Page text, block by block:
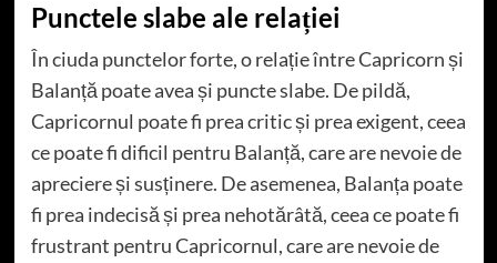
Punctele slabe ale relației
În ciuda punctelor forte, o relație între Capricorn și
Balanță poate avea și puncte slabe. De pildă,
Capricornul poate fi prea critic și prea exigent, ceea
ce poate fi dificil pentru Balanță, care are nevoie de
apreciere și susținere. De asemenea, Balanța poate
fi prea indecisă și prea nehotărâtă, ceea ce poate fi
frustrant pentru Capricornul, care are nevoie de